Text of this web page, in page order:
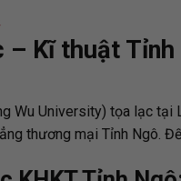
– Kĩ thuật
Wu University) tọa lạc tại
thương mại Tỉnh Ngô.